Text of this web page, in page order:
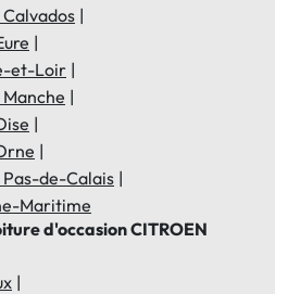
Calvados
et-Loir
Manche
Pas-de-Calais
Maritime
d'occasion CITROEN